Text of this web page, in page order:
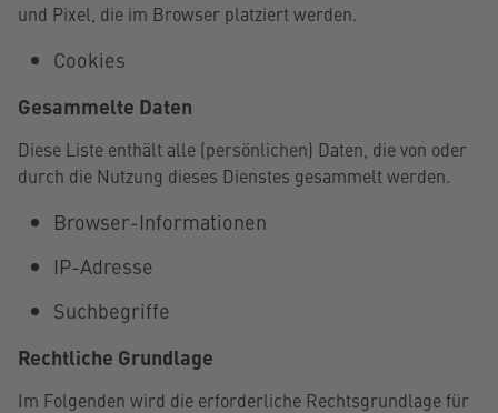
und Pixel, die im Browser platziert werden.
Cookies
Gesammelte Daten
Diese Liste enthält alle (persönlichen) Daten, die von oder
durch die Nutzung dieses Dienstes gesammelt werden.
Browser-Informationen
IP-Adresse
Suchbegriffe
Rechtliche Grundlage
Im Folgenden wird die erforderliche Rechtsgrundlage für